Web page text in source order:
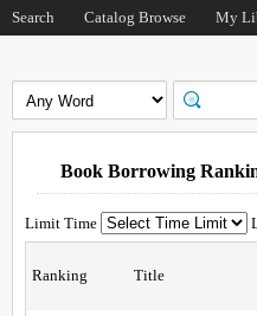
Search Catalog Browse My
Book Borrowing
Limit Time
Ranking Title